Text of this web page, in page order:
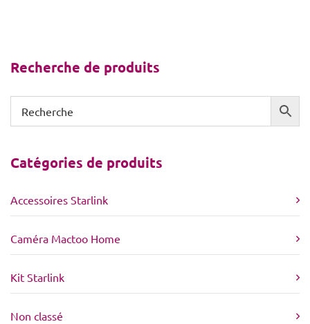
Recherche de produits
Catégories de produits
Accessoires Starlink
Caméra Mactoo Home
Kit Starlink
Non classé